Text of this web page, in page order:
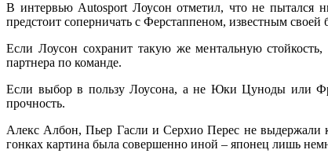
В интервью Autosport Лоусон отметил, что не пытался
предстоит соперничать с Ферстаппеном, известным
Если Лоусон сохранит такую же ментальную
партнера по команде.
Если выбор в пользу Лоусона, а не Юки Цуноды или
прочность.
Алекс Албон, Пьер Гасли и Серхио Перес не выдержали
гонках картина была совершенно иной – японец лишь